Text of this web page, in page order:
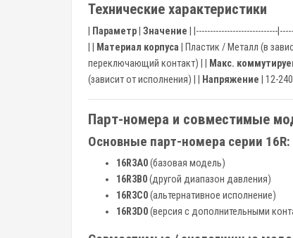
Технические характеристики
Параметр Значение | |-----------------------------
Материал корпуса | Пластик / Металл (в
переключающий контакт) | |
Макс.
(зависит от исполнения) | |
Напряжение | 12-
Парт-номера и совместимые
Основные парт-номера серии 16R:
16R3A0(базовая модель)
16R3B0(другой диапазон давления)
16R3C0(альтернативное исполнение)
16R3D0(версия с дополнительными